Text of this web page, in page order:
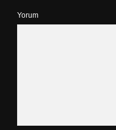
Yorum